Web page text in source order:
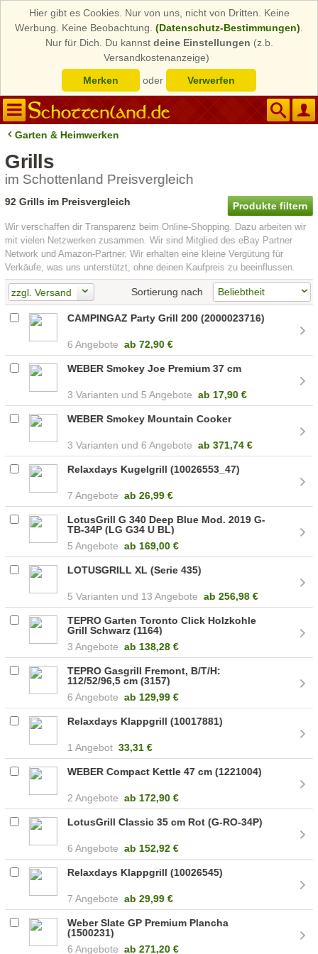
Hier gibt es Cookies. Nur von uns, nicht von Dritten. Keine
Werbung. Keine Beobachtung. (Datenschutz-Bestimmungen)
Nur für Dich. Du kannst deine Einstellungen (z.b.
Versandkostenanzeige)
Merken
oder Verwerfen
Garten & Heimwerken
Grills
im Schottenland Preisvergleich
Produkte filtern
92 Grills im Preisvergleich
Wir verschaffen dir Transparenz beim Online-Shopping. Dazu arbeiten wir
mit vielen Netzwerken zusammen. Wir sind Mitglied des eBay Partner
Network und Amazon-Partner. Wir erhalten eine kleine Vergütung für
Verkäufe, was uns unterstützt, ohne deinen Kaufpreis zu beeinflussen.
zzgl. Versand Sortierung nach
CAMPINGAZ Party Grill 200 (2000023716)
6 Angebote ab 72,90 €
WEBER Smokey Joe Premium 37 cm
3 5 Angebote ab 17,90 €
WEBER Smokey Mountain Cooker
3 6 Angebote ab 371,74 €
Relaxdays Kugelgrill (10026553_47)
7 Angebote ab 26,99 €
LotusGrill G 340 Deep Blue Mod. 2019 G-
TB-34P (LG G34 U BL)
5 Angebote ab 169,00 €
LOTUSGRILL XL (Serie 435)
5 13 Angebote ab 256,98 €
TEPRO Garten Toronto Click Holzkohle
Grill Schwarz (1164)
3 Angebote ab 138,28 €
TEPRO Gasgrill Fremont, B/T/H:
112/52/96,5 cm (3157)
6 Angebote ab 129,99 €
Relaxdays Klappgrill (10017881)
1 Angebot 33,31 €
WEBER Compact Kettle 47 cm (1221004)
2 Angebote ab 172,90 €
LotusGrill Classic 35 cm Rot (G-RO-34P)
6 Angebote ab 152,92 €
Relaxdays Klappgrill (10026545)
7 Angebote ab 29,99 €
Weber Slate GP Premium Plancha
(1500231)
6 Angebote ab 271,20 €